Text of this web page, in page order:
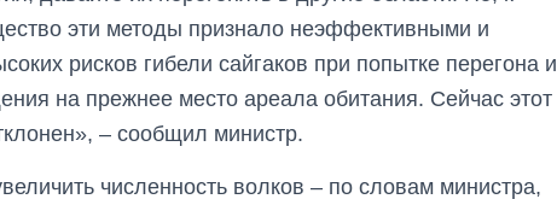
эти методы признало неэффективными и
рисков гибели сайгаков при попытке перегона и
на прежнее место ареала обитания. Сейчас этот
– сообщил министр.
численность волков – по словам министра,